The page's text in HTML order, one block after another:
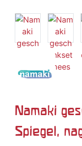
Namaki
Spiegel,